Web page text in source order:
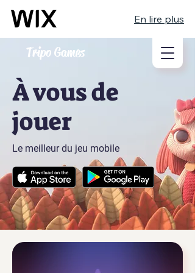
En lire plus